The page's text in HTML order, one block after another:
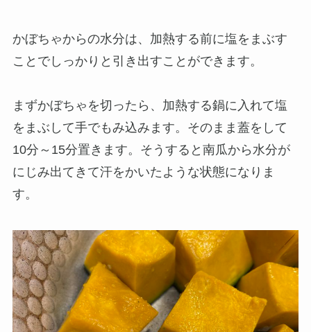
かぼちゃからの水分は、加熱する前に塩をまぶす
ことでしっかりと引き出すことができます。
まずかぼちゃを切ったら、加熱する鍋に入れて塩
をまぶして手でもみ込みます。そのまま蓋をして
10分～15分置きます。そうすると南瓜から水分が
にじみ出てきて汗をかいたような状態になりま
す。